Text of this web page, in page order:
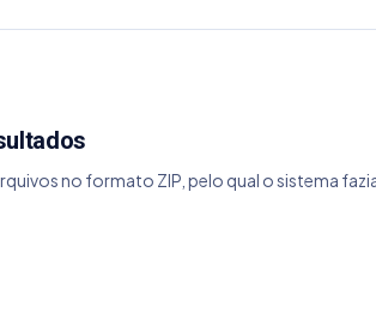
no formato ZIP, pelo qual o sistema